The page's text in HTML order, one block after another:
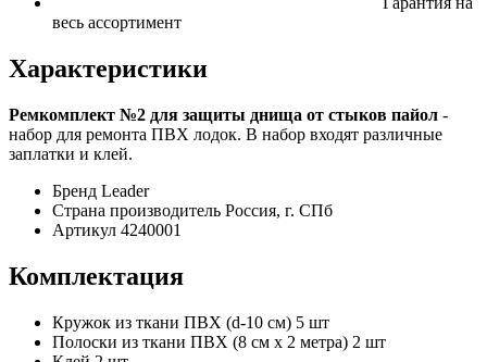
весь ассортимент
Характеристики
Ремкомплект №2 для защиты днища от стыков пайол -
набор для ремонта ПВХ лодок. В набор входят различные
заплатки и клей.
Бренд Leader
Страна производитель Россия, г. СПб
Артикул 4240001
Комплектация
Кружок из ткани ПВХ (d-10 см) 5 шт
Полоски из ткани ПВХ (8 см х 2 метра) 2 шт